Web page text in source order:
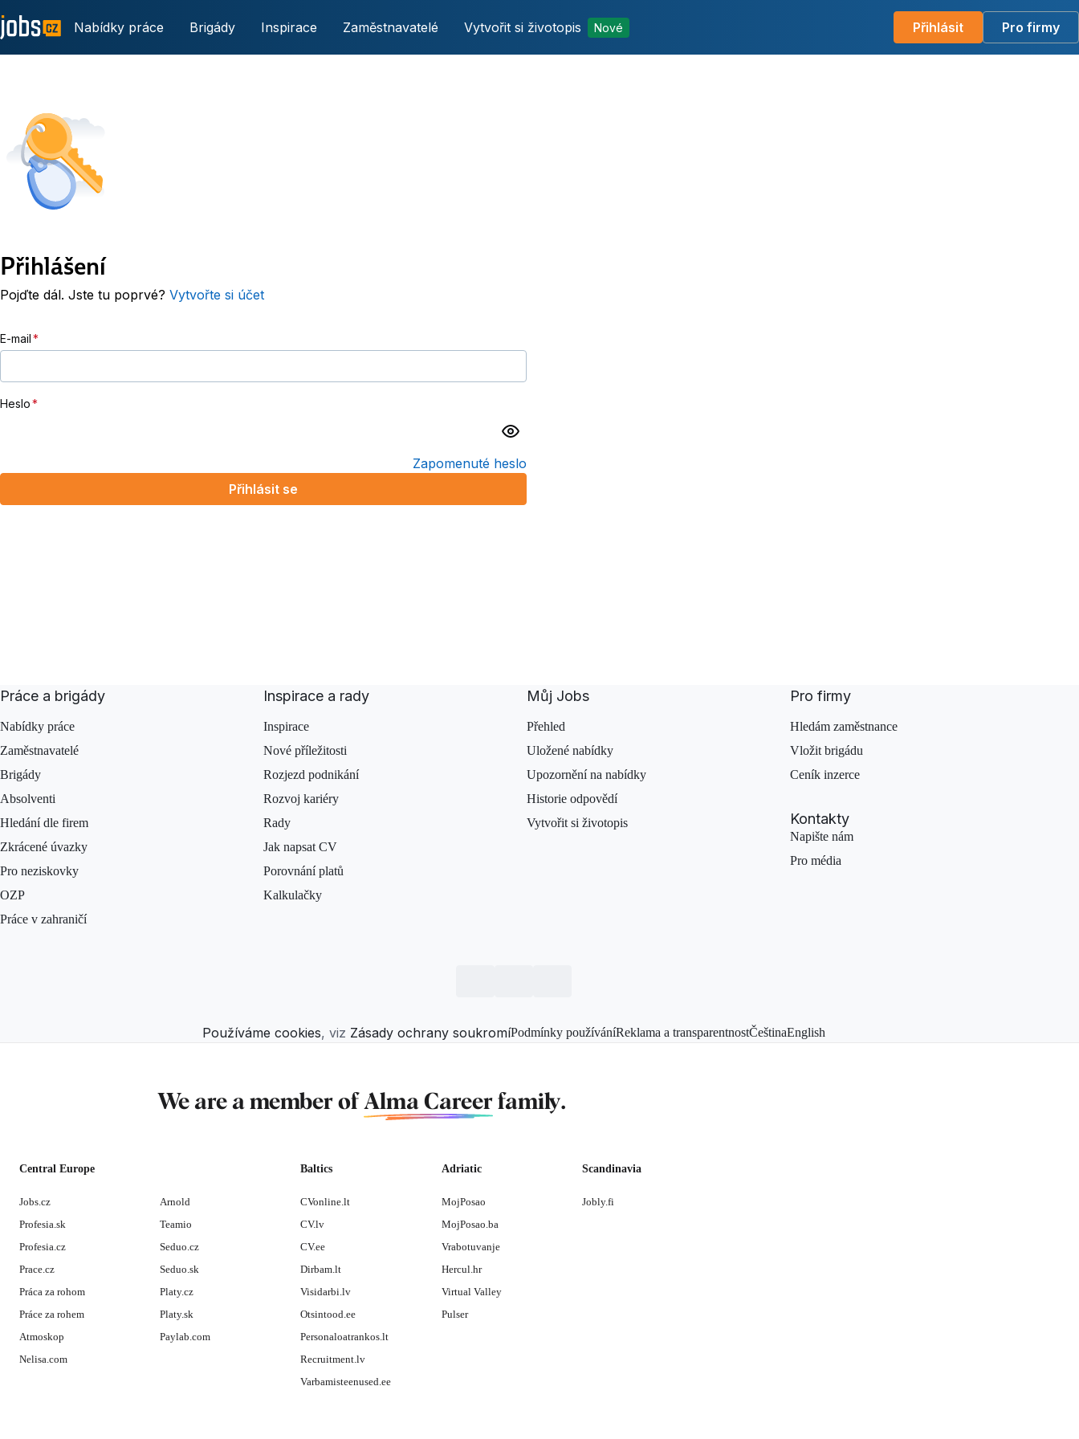
Nabídky práce Brigády Inspirace Zaměstnavatelé Vytvořit si životopis Nové Přihlásit Pro firmy
Přihlášení
Pojďte dál. Jste tu poprvé? Vytvořte si účet
E-mail
Heslo
Zapomenuté heslo
Přihlásit se
Práce a brigády
Nabídky práce
Zaměstnavatelé
Brigády
Absolventi
Hledání dle firem
Zkrácené úvazky
Pro neziskovky
OZP
Práce v zahraničí
Inspirace a rady
Inspirace
Nové příležitosti
Rozjezd podnikání
Rozvoj kariéry
Rady
Jak napsat CV
Porovnání platů
Kalkulačky
Můj Jobs
Přehled
Uložené nabídky
Upozornění na nabídky
Historie odpovědí
Vytvořit si životopis
Pro firmy
Hledám zaměstnance
Vložit brigádu
Ceník inzerce
Kontakty
Napište nám
Pro média
Používáme cookies, viz Zásady ochrany soukromíPodmínky používáníReklama a transparentnostČeštinaEnglish
We are a member of Alma Careerfamily.
Central Europe
Jobs.cz
Profesia.sk
Profesia.cz
Prace.cz
Práca za rohom
Práce za rohem
Atmoskop
Nelisa.com
Arnold
Teamio
Seduo.cz
Seduo.sk
Platy.cz
Platy.sk
Paylab.com
Baltics
CVonline.lt
CV.lv
CV.ee
Dirbam.lt
Visidarbi.lv
Otsintood.ee
Personaloatrankos.lt
Recruitment.lv
Varbamisteenused.ee
Adriatic
MojPosao
MojPosao.ba
Vrabotuvanje
Hercul.hr
Virtual Valley
Pulser
Scandinavia
Jobly.fi